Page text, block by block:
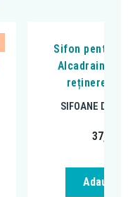
Sifon pentru
Alcadrain, cu
reținere a
SIFOANE DE
37,33
Adauga